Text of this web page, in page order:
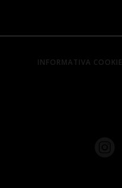
INFORMATIVA COOKIE